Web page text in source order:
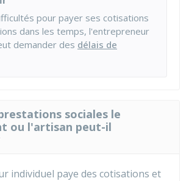
pour payer ses cotisations
dans les temps, l'entrepreneur
demander des délais de
sociales le
ou l'artisan peut-il
individuel paye des cotisations et